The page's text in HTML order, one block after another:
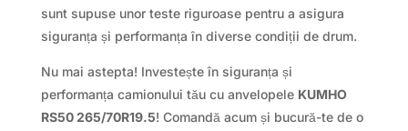
sunt supuse unor teste riguroase pentru a asigura
siguranța și performanța în diverse condiții de drum.
Nu mai astepta! Investește în siguranța și
performanța camionului tău cu anvelopele KUMHO
RS50 265/70R19.5! Comandă acum și bucură-te de o